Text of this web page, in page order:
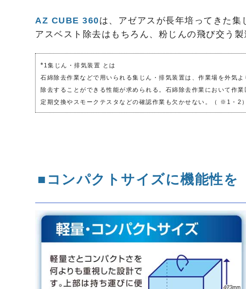
AZ CUBE 360は、アゼアスが長年培ってきた集
アスベスト除去はもちろん、粉じんの飛び交う
* 1集じん・排気装置 とは
石綿除去作業などで用いられる集じん・排気装置は、作業場を外気よ
除去することができる性能が求められる。石綿除去作業において作
定期交換やスモークテスタなどの確認作業も欠かせない。（
※1・2）
■コンパクトサイズに機能性を